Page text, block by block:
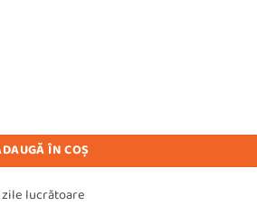
10x5 cm
ÎN COȘ
lucrătoare